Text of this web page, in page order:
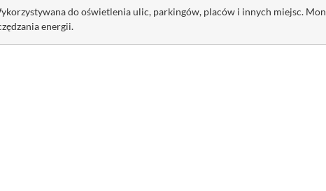
do oświetlenia ulic, parkingów, placów i innych miejsc.
energii.